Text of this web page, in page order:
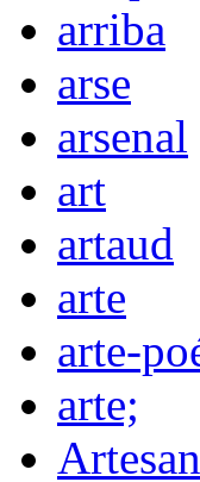
arriba
arse
arsenal
art
artaud
arte
arte-
arte;